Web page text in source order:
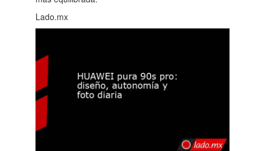
Lado.mx